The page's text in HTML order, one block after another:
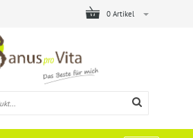
0 Artikel